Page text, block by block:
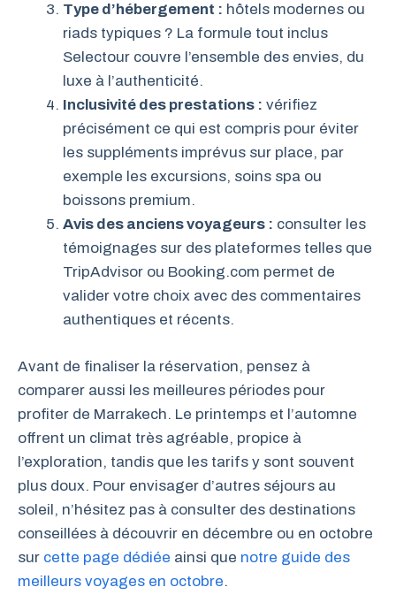
Type d’hébergement : hôtels modernes ou
riads typiques ? La formule tout inclus
Selectour couvre l’ensemble des envies, du
luxe à l’authenticité.
Inclusivité des prestations : vérifiez
précisément ce qui est compris pour éviter
les suppléments imprévus sur place, par
exemple les excursions, soins spa ou
boissons premium.
Avis des anciens voyageurs : consulter les
témoignages sur des plateformes telles que
TripAdvisor ou Booking.com permet de
valider votre choix avec des commentaires
authentiques et récents.
Avant de finaliser la réservation, pensez à
comparer aussi les meilleures périodes pour
profiter de Marrakech. Le printemps et l’automne
offrent un climat très agréable, propice à
l’exploration, tandis que les tarifs y sont souvent
plus doux. Pour envisager d’autres séjours au
soleil, n’hésitez pas à consulter des destinations
conseillées à découvrir en décembre ou en octobre
sur cette page dédiée ainsi que notre guide des
meilleurs voyages en octobre.